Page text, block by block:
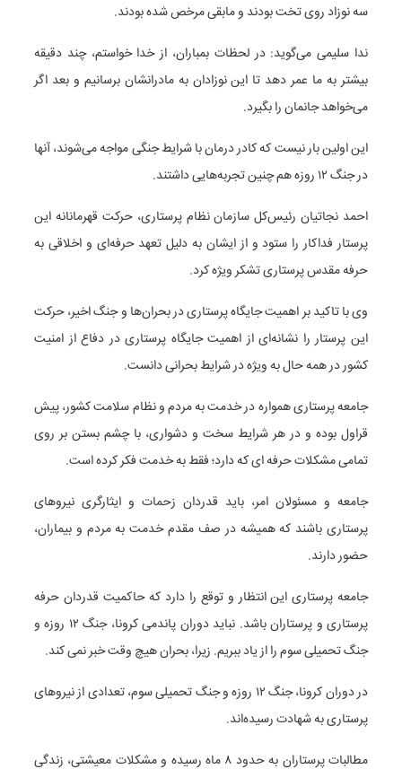
سه نوزاد روی تخت بودند و مابقی مرخص شده بودند.
ندا سلیمی می‌گوید: در لحظات بمباران، از خدا خواستم، چند دقیقه
بیشتر به ما عمر دهد تا این نوزادان به مادرانشان برسانیم و بعد اگر
می‌خواهد جانمان را بگیرد.
این اولین بار نیست که کادر درمان با شرایط جنگی مواجه می‌شوند، آنها
در جنگ ۱۲ روزه هم چنین تجربه‌هایی داشتند.
احمد نجاتیان رئیس‌کل سازمان نظام پرستاری، حرکت قهرمانانه این
پرستار فداکار را ستود و از ایشان به‌ دلیل تعهد حرفه‌ای و اخلاقی به
حرفه مقدس پرستاری تشکر ویژه کرد.
وی با تاکید بر اهمیت جایگاه پرستاری در بحران‌ها و جنگ اخیر، حرکت
این پرستار را نشانه‌ای از اهمیت جایگاه پرستاری در دفاع از امنیت
کشور در همه حال به‌ ویژه در شرایط بحرانی دانست.
جامعه پرستاری همواره در خدمت به مردم و نظام سلامت کشور، پیش
قراول بوده و در هر شرایط سخت و دشواری، با چشم بستن بر روی
تمامی مشکلات حرفه ای که دارد؛ فقط به خدمت فکر کرده است.
جامعه و مسئولان امر، باید قدردان زحمات و ایثارگری نیروهای
پرستاری باشند که همیشه در صف مقدم خدمت به مردم و بیماران،
حضور دارند.
جامعه پرستاری این انتظار و توقع را دارد که حاکمیت قدردان حرفه
پرستاری و پرستاران باشد. نباید دوران پاندمی کرونا، جنگ ۱۲ روزه و
جنگ تحمیلی سوم را از یاد ببریم. زیرا، بحران هیچ وقت خبر نمی کند.
در دوران کرونا، جنگ ۱۲ روزه و جنگ تحمیلی سوم، تعدادی از نیروهای
پرستاری به شهادت رسیده‌اند.
مطالبات پرستاران به حدود ۸ ماه رسیده و مشکلات معیشتی، زندگی